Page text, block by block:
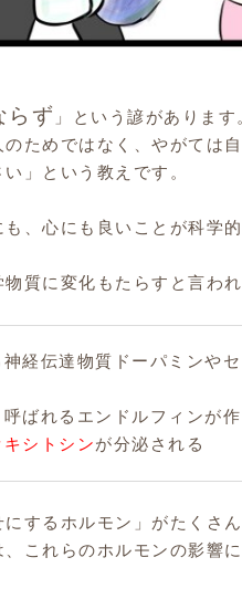
らず 」という諺があります
ためではなく、やがては
」という教えです。
、心にも良いことが科学
質に変化もたらすと言われ
経伝達物質 ドーパミンや
ばれる エンドルフィン が
キシトシン が分泌される
するホルモン」がたくさん
これらのホルモンの影響